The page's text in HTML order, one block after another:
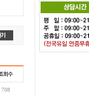
708